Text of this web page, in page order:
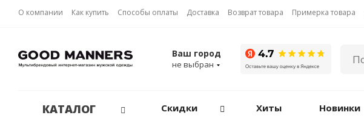
О компании Как купить Способы оплаты Доставка Возврат товара Примерка товара
Ваш город
не выбран
КАТАЛОГ Скидки Хиты Новинки